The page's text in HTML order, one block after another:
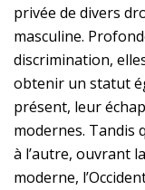
privée de divers
masculine.
discrimination,
obtenir un statut
présent, leur
modernes. Tandis
à l’autre, ouvrant
moderne,